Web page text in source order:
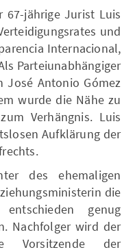
67-jährige Jurist Luis
und
Internacional,
Parteiunabhängiger
José Antonio Gómez
wurde die Nähe zu
Verhängnis. Luis
Aufklärung der
des ehemaligen
die
genug
Nachfolger wird der
Vorsitzende der